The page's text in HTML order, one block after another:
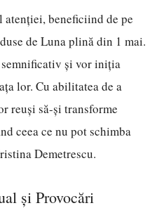
beneficiind de pe
de Luna plină din 1 mai.
și vor iniția
lor. Cu abilitatea de a
reuși să-și transforme
ceea ce nu pot schimba
Demetrescu.
și Provocări